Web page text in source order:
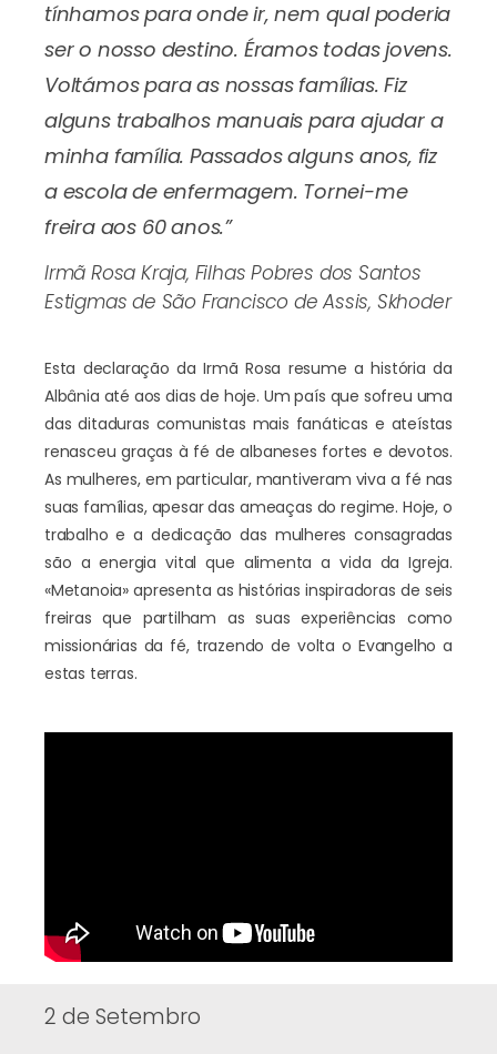
tínhamos para onde ir, nem qual poderia
ser o nosso destino. Éramos todas jovens.
Voltámos para as nossas famílias. Fiz
alguns trabalhos manuais para ajudar a
minha família. Passados alguns anos, fiz
a escola de enfermagem. Tornei-me
freira aos 60 anos.”
Irmã Rosa Kraja, Filhas Pobres dos Santos
Estigmas de São Francisco de Assis, Skhoder
Esta declaração da Irmã Rosa resume a história da
Albânia até aos dias de hoje. Um país que sofreu uma
das ditaduras comunistas mais fanáticas e ateístas
renasceu graças à fé de albaneses fortes e devotos.
As mulheres, em particular, mantiveram viva a fé nas
suas famílias, apesar das ameaças do regime. Hoje, o
trabalho e a dedicação das mulheres consagradas
são a energia vital que alimenta a vida da Igreja.
«Metanoia» apresenta as histórias inspiradoras de seis
freiras que partilham as suas experiências como
missionárias da fé, trazendo de volta o Evangelho a
estas terras.
2 de Setembro